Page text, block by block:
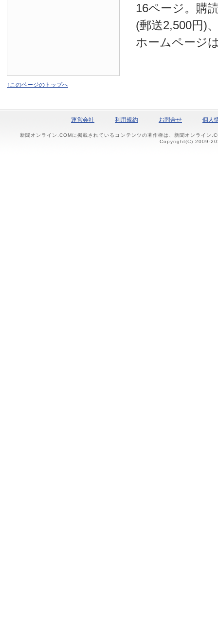
16ページ。購
(郵送2,500円)
ホームページ
↑このページのトップへ
運営会社 利用規約 お問合せ 個人
新聞オンライン.COMに掲載されているコンテンツの著作権は、新聞オンライン
Copyright(C) 2009-